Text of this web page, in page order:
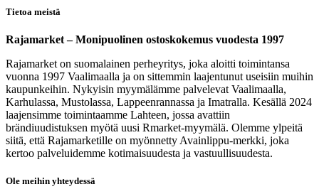
Tietoa meistä
Rajamarket – Monipuolinen ostoskokemus vuodesta 1997
Rajamarket on suomalainen perheyritys, joka aloitti toimintansa
vuonna 1997 Vaalimaalla ja on sittemmin laajentunut useisiin muihin
kaupunkeihin. Nykyisin myymälämme palvelevat Vaalimaalla,
Karhulassa, Mustolassa, Lappeenrannassa ja Imatralla. Kesällä 2024
laajensimme toimintaamme Lahteen, jossa avattiin
brändiuudistuksen myötä uusi Rmarket-myymälä. Olemme ylpeitä
siitä, että Rajamarketille on myönnetty Avainlippu-merkki, joka
kertoo palveluidemme kotimaisuudesta ja vastuullisuudesta.
Ole meihin yhteydessä